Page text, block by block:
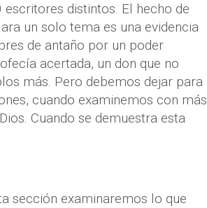
distintos. El hecho de
un solo tema es una evidencia
de antaño por un poder
acertada, un don que no
más. Pero debemos dejar para
cuando examinemos con más
Cuando se demuestra esta
sección examinaremos lo que